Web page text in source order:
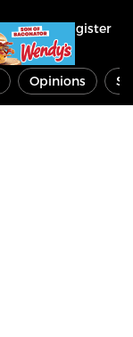
Register
Opinions